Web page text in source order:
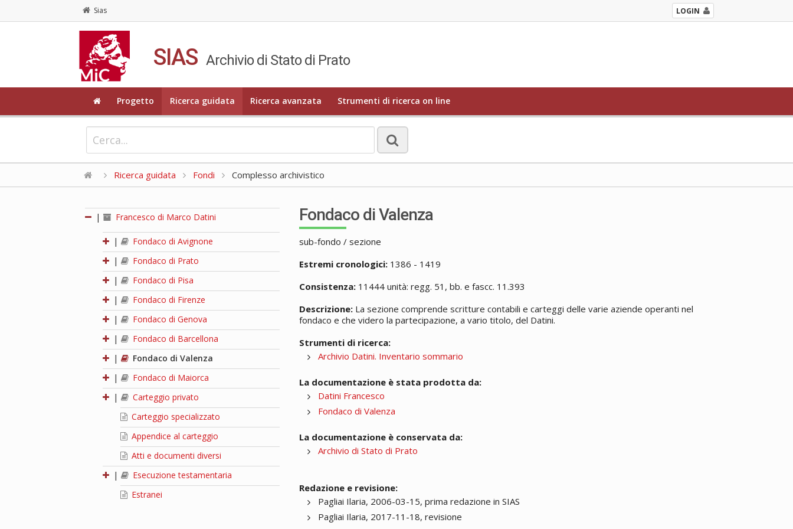
Sias LOGIN
SIAS Archivio di Stato di Prato
Progetto Ricerca guidata Ricerca avanzata Strumenti di ricerca on line
Ricerca guidata Fondi Complesso archivistico
| Francesco di Marco Datini
|
Fondaco di Avignone
|
Fondaco di Prato
|
Fondaco di Pisa
|
Fondaco di Firenze
|
Fondaco di Genova
|
Fondaco di Barcellona
|
Fondaco di Valenza
|
Fondaco di Maiorca
|
Carteggio privato
Carteggio specializzato
Appendice al carteggio
Atti e documenti diversi
|
Esecuzione testamentaria
Estranei
Fondaco di Valenza
sub-fondo / sezione
Estremi cronologici: 1386 - 1419
Consistenza: 11444 unità: regg. 51, bb. e fascc. 11.393
Descrizione: La sezione comprende scritture contabili e carteggi delle varie aziende operanti nel
fondaco e che videro la partecipazione, a vario titolo, del Datini.
Strumenti di ricerca:
Archivio Datini. Inventario sommario
La documentazione è stata prodotta da:
Datini Francesco
Fondaco di Valenza
La documentazione è conservata da:
Archivio di Stato di Prato
Redazione e revisione:
Pagliai Ilaria, 2006-03-15, prima redazione in SIAS
Pagliai Ilaria, 2017-11-18, revisione